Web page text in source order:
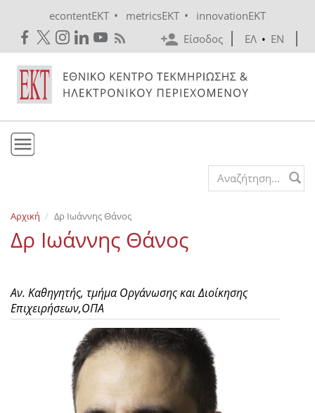
econtentEKT • metricsEKT •
innovationEKT
Είσοδος
ΕΛ • EN
Εκδόσεις
Ενημέρωση
Search form
Αρχική Δρ Ιωάννης Θάνος
Δρ Ιωάννης Θάνος
Αν. Καθηγητής, τμήμα Οργάνωσης και Διοίκησης
Επιχειρήσεων,ΟΠΑ